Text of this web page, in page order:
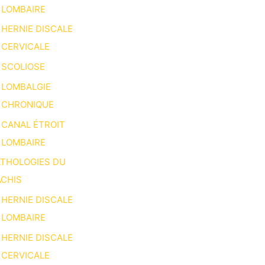
LOMBAIRE
HERNIE DISCALE
CERVICALE
SCOLIOSE
LOMBALGIE
CHRONIQUE
CANAL ÉTROIT
LOMBAIRE
DU
HERNIE DISCALE
LOMBAIRE
HERNIE DISCALE
CERVICALE